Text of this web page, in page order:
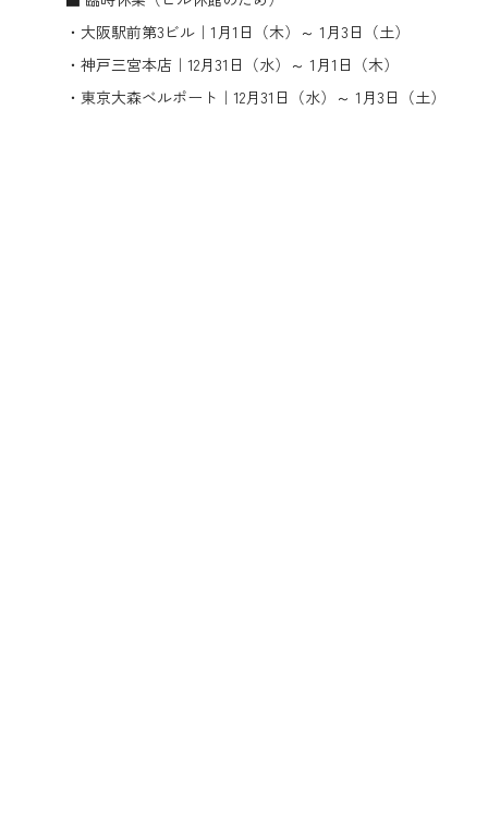
・大阪駅前第3ビル｜1月1日（木）～ 1月3日（土）
・神戸三宮本店｜12月31日（水）～ 1月1日（木）
・東京大森ベルポート｜12月31日（水）～ 1月3日（土）